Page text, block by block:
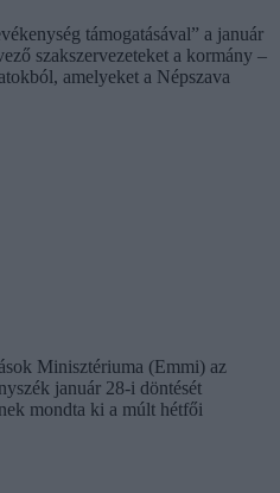
támogatásával” a január
szakszervezeteket a kormány –
amelyeket a Népszava
Minisztériuma (Emmi) az
január 28-i döntését
mondta ki a múlt hétfői